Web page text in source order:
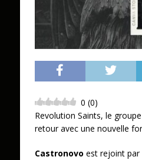
0 (0)
Revolution Saints, le
retour avec une nouvelle
Castronovo est rejoint par